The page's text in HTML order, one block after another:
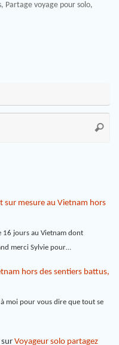
, Partage voyage pour solo,
sur mesure au Vietnam hors
16 jours au Vietnam dont
merci Sylvie pour…
hors des sentiers battus,
moi pour vous dire que tout se
Voyageur solo partagez